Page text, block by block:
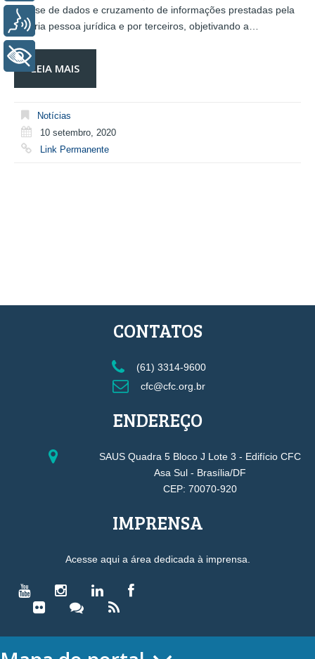
análise de dados e cruzamento de informações prestadas pela
própria pessoa jurídica e por terceiros, objetivando a…
LEIA MAIS
Notícias
10 setembro, 2020
Link Permanente
CONTATOS
(61) 3314-9600
cfc@cfc.org.br
ENDEREÇO
SAUS Quadra 5 Bloco J Lote 3 - Edifício CFC
Asa Sul - Brasília/DF
CEP: 70070-920
IMPRENSA
Acesse aqui a área dedicada à imprensa.